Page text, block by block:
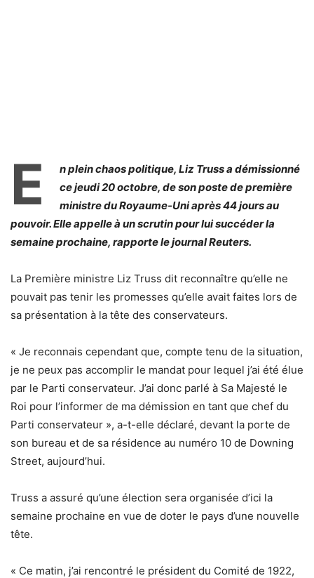
E
n plein chaos politique, Liz Truss a démissionné
ce jeudi 20 octobre, de son poste de première
ministre du Royaume-Uni après 44 jours au
pouvoir. Elle appelle à un scrutin pour lui succéder la
semaine prochaine, rapporte le journal Reuters.
La Première ministre Liz Truss dit reconnaître qu’elle ne
pouvait pas tenir les promesses qu’elle avait faites lors de
sa présentation à la tête des conservateurs.
« Je reconnais cependant que, compte tenu de la situation,
je ne peux pas accomplir le mandat pour lequel j’ai été élue
par le Parti conservateur. J’ai donc parlé à Sa Majesté le
Roi pour l’informer de ma démission en tant que chef du
Parti conservateur », a-t-elle déclaré, devant la porte de
son bureau et de sa résidence au numéro 10 de Downing
Street, aujourd’hui.
Truss a assuré qu’une élection sera organisée d’ici la
semaine prochaine en vue de doter le pays d’une nouvelle
tête.
« Ce matin, j’ai rencontré le président du Comité de 1922,